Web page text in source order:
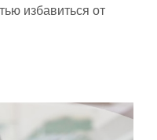
избавиться от